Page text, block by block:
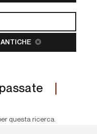
questa ricerca.